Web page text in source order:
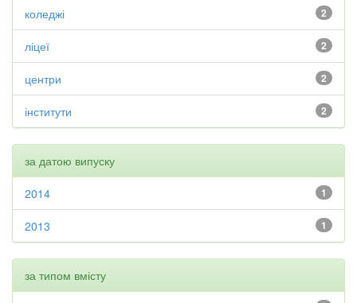
2
коледжі
2
ліцеї
2
центри
2
інститути
за датою випуску
1
2014
1
2013
за типом вмісту